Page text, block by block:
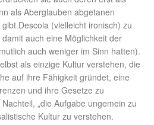
als Aberglauben abgetanen
Descola (vielleicht ironisch) zu
auch eine Möglichkeit der
auch weniger im Sinn hatten).
als einzige Kultur verstehen, die
auf ihre Fähigkeit gründet, eine
und ihre Gesetze zu
„die Aufgabe ungemein zu
Kultur zu verstehen.